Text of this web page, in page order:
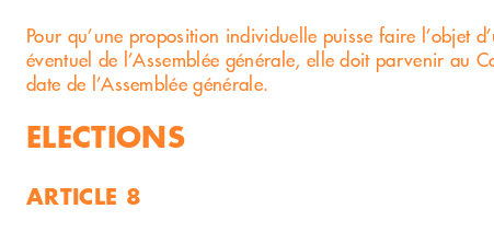
Pour qu’une proposition individuelle puisse faire l’objet
éventuel de l’Assemblée générale, elle doit parvenir au
date de l’Assemblée générale.
ELECTIONS
ARTICLE 8